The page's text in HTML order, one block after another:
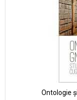
Ontologie